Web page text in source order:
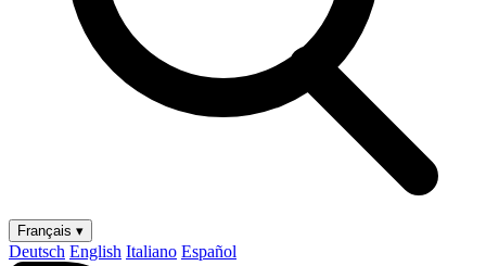
Français ▾
Deutsch English Italiano Español